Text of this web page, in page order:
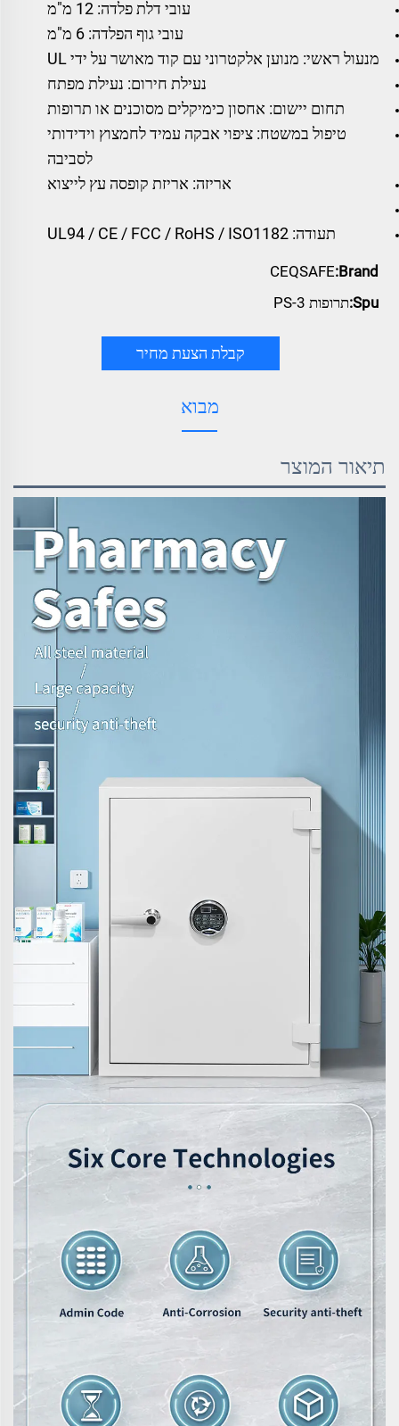
עובי דלת פלדה: 12 מ"מ
עובי גוף הפלדה: 6 מ"מ
מנעול ראשי: מנוען אלקטרוני עם קוד מאושר על ידי UL
נעילת חירום: נעילת מפתח
תחום יישום: אחסון כימיקלים מסוכנים או תרופות
טיפול במשטח: ציפוי אבקה עמיד לחמצוץ וידידותי
לסביבה
אריזה: אריזת קופסה עץ לייצוא
תעודה: UL94 / CE / FCC / RoHS / ISO1182
Brand:
CEQSAFE
Spu: תרופות PS-3
קבלת הצעת מחיר
מבוא
תיאור המוצר